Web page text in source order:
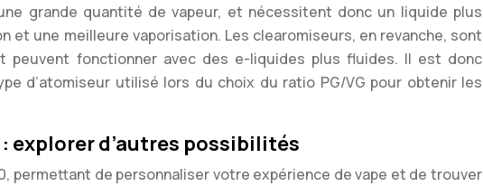
grande quantité de vapeur, et nécessitent donc un liquide plus
et une meilleure vaporisation. Les clearomiseurs, en revanche, sont
peuvent fonctionner avec des e-liquides plus fluides. Il est donc
d’atomiseur utilisé lors du choix du ratio PG/VG pour obtenir les
explorer d’autres possibilités
permettant de personnaliser votre expérience de vape et de trouver